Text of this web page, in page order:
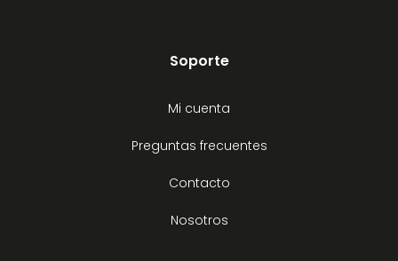
Soporte
Mi cuenta
Preguntas frecuentes
Contacto
Nosotros